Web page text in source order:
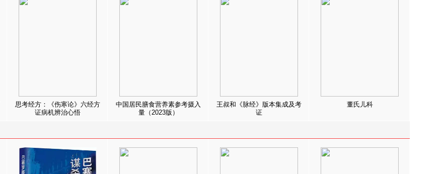
思考经方：《伤寒论》六经方
证病机辨治心悟
中国居民膳食营养素参考摄入
量（2023版）
王叔和《脉经》版本集成及考
证
董氏儿科